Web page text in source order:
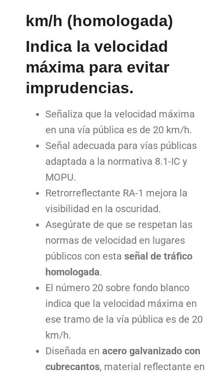
km/h (homologada)
Indica la velocidad
máxima para evitar
imprudencias.
Señaliza que la velocidad máxima
en una vía pública es de 20 km/h.
Señal adecuada para vías públicas
adaptada a la normativa 8.1-IC y
MOPU.
Retrorreflectante RA-1 mejora la
visibilidad en la oscuridad.
Asegúrate de que se respetan las
normas de velocidad en lugares
públicos con esta señal de tráfico
homologada.
El número 20 sobre fondo blanco
indica que la velocidad máxima en
ese tramo de la vía pública es de 20
km/h.
Diseñada en acero galvanizado con
cubrecantos, material reflectante en